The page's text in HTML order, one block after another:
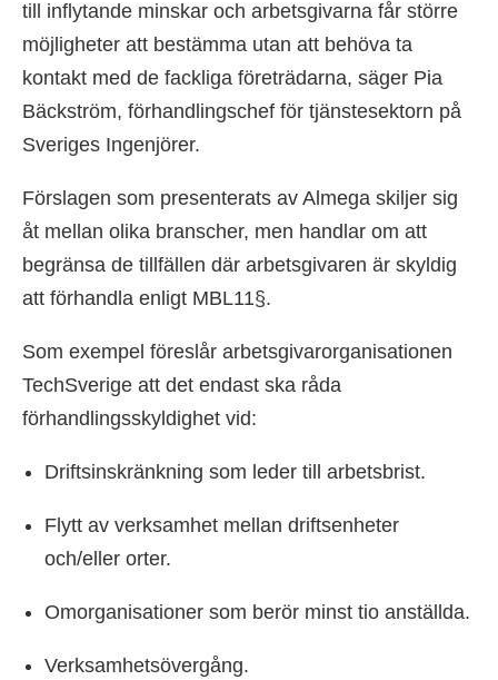
till inflytande minskar och arbetsgivarna får större
möjligheter att bestämma utan att behöva ta
kontakt med de fackliga företrädarna, säger Pia
Bäckström, förhandlingschef för tjänstesektorn på
Sveriges Ingenjörer.
Förslagen som presenterats av Almega skiljer sig
åt mellan olika branscher, men handlar om att
begränsa de tillfällen där arbetsgivaren är skyldig
att förhandla enligt MBL11§.
Som exempel föreslår arbetsgivarorganisationen
TechSverige att det endast ska råda
förhandlingsskyldighet vid:
Driftsinskränkning som leder till arbetsbrist.
Flytt av verksamhet mellan driftsenheter
och/eller orter.
Omorganisationer som berör minst tio anställda.
Verksamhetsövergång.